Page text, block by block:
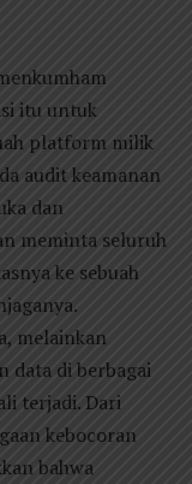
itu untuk
platform milik
audit keamanan
dan
meminta seluruh
ke sebuah
melainkan
data di berbagai
terjadi. Dari
kebocoran
bahwa